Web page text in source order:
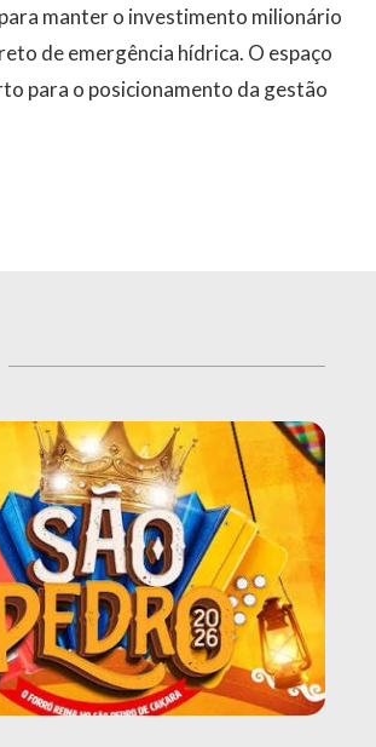
manter o investimento milionário
de emergência hídrica. O espaço
para o posicionamento da gestão